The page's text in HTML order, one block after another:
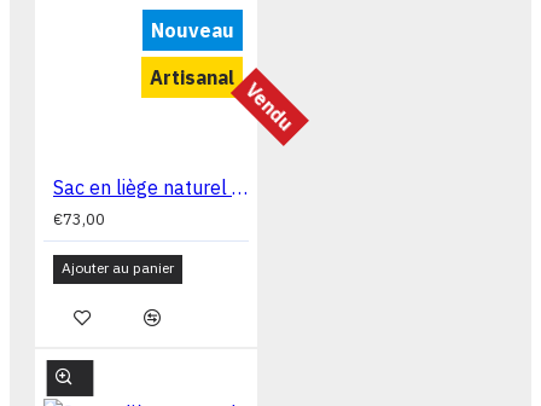
Nouveau
Artisanal
Vendu
Sac en liège naturel avec bandoulière 26X27X06CM CA4416
€73,00
Ajouter au panier